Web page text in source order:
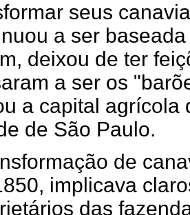
seus
a ser
deixou de ter
a ser os
a capital agrícola
de São Paulo.
de
implicava
das